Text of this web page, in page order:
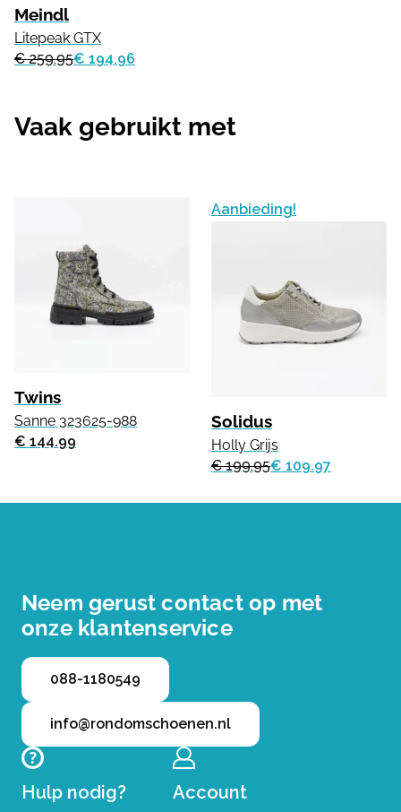
Meindl
Litepeak GTX
€ 259.95€ 194.96
Vaak gebruikt met
Twins
Sanne 323625-988
€ 144.99
Aanbieding!
Solidus
Holly Grijs
€ 199.95€ 109.97
Neem gerust contact op met
onze klantenservice
088-1180549
info@rondomschoenen.nl
Hulp nodig? Account